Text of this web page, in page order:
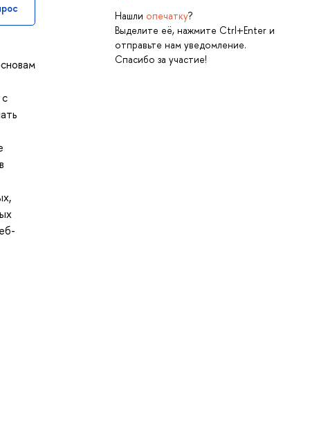
Нашли опечатку?
Выделите её, нажмите Ctrl+Enter и
отправьте нам уведомление.
Спасибо за участие!